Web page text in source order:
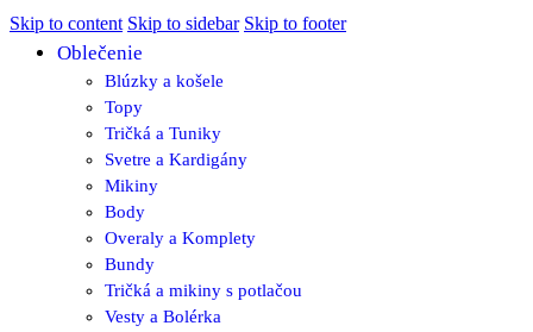
Skip to content Skip to sidebar Skip to footer
Oblečenie
Blúzky a košele
Topy
Tričká a Tuniky
Svetre a Kardigány
Mikiny
Body
Overaly a Komplety
Bundy
Tričká a mikiny s potlačou
Vesty a Bolérka